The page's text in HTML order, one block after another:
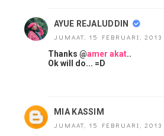
AYUE REJALUDDIN
JUMAAT, 15 FEBRUARI, 2013
Thanks @amer akat..
Ok will do... =D
MIA KASSIM
JUMAAT, 15 FEBRUARI, 2013